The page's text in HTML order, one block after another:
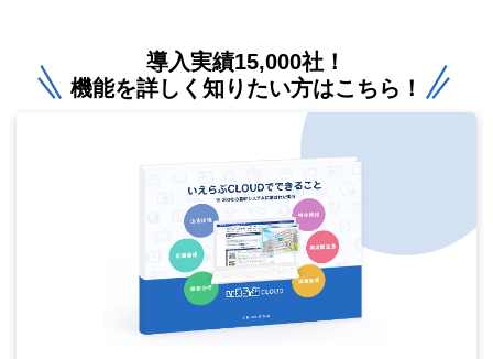
導入実績15,000社！
機能を詳しく知りたい方はこちら！